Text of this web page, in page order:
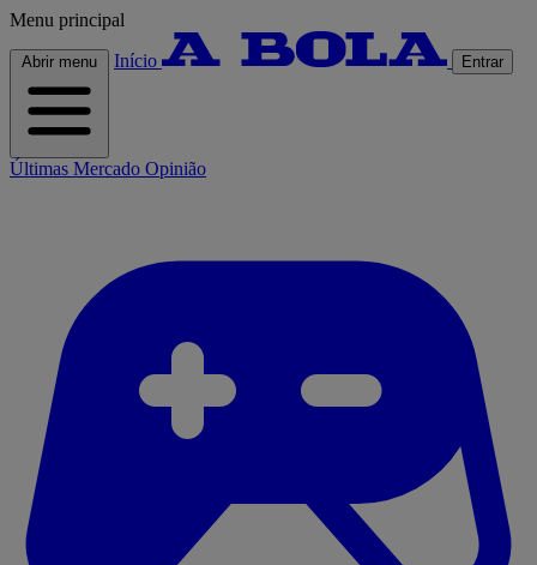
Menu principal
Abrir menu Início Entrar
Últimas Mercado Opinião